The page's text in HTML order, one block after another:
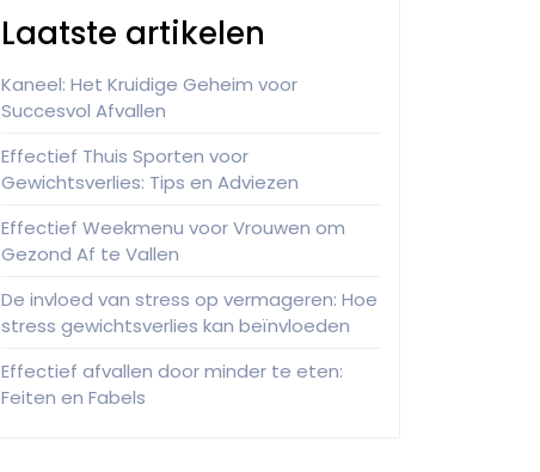
Laatste artikelen
Kaneel: Het Kruidige Geheim voor
Succesvol Afvallen
Effectief Thuis Sporten voor
Gewichtsverlies: Tips en Adviezen
Effectief Weekmenu voor Vrouwen om
Gezond Af te Vallen
De invloed van stress op vermageren: Hoe
stress gewichtsverlies kan beïnvloeden
Effectief afvallen door minder te eten:
Feiten en Fabels